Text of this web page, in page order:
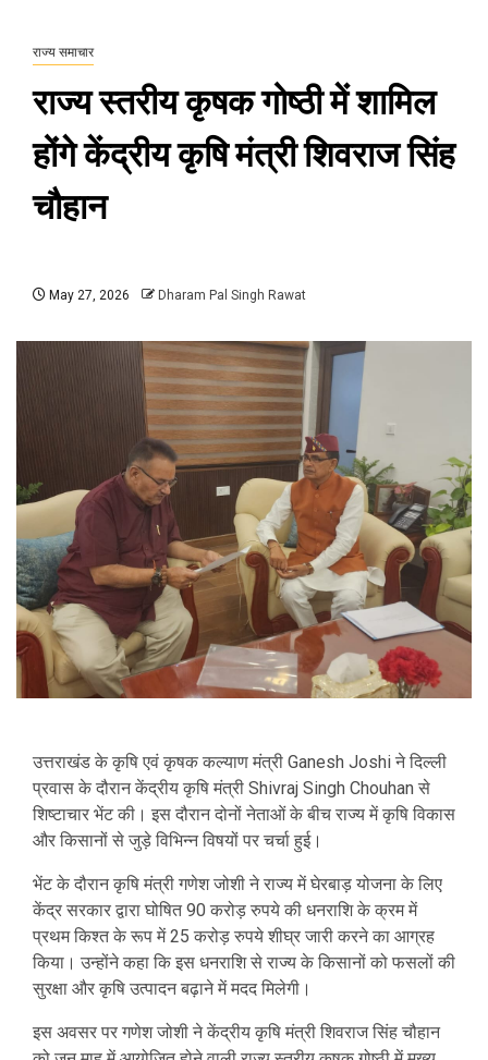
राज्य समाचार
राज्य स्तरीय कृषक गोष्ठी में शामिल
होंगे केंद्रीय कृषि मंत्री शिवराज सिंह
चौहान
May 27, 2026 Dharam Pal Singh Rawat
उत्तराखंड के कृषि एवं कृषक कल्याण मंत्री Ganesh Joshi ने दिल्ली
प्रवास के दौरान केंद्रीय कृषि मंत्री Shivraj Singh Chouhan से
शिष्टाचार भेंट की। इस दौरान दोनों नेताओं के बीच राज्य में कृषि विकास
और किसानों से जुड़े विभिन्न विषयों पर चर्चा हुई।
भेंट के दौरान कृषि मंत्री गणेश जोशी ने राज्य में घेरबाड़ योजना के लिए
केंद्र सरकार द्वारा घोषित 90 करोड़ रुपये की धनराशि के क्रम में
प्रथम किश्त के रूप में 25 करोड़ रुपये शीघ्र जारी करने का आग्रह
किया। उन्होंने कहा कि इस धनराशि से राज्य के किसानों को फसलों की
सुरक्षा और कृषि उत्पादन बढ़ाने में मदद मिलेगी।
इस अवसर पर गणेश जोशी ने केंद्रीय कृषि मंत्री शिवराज सिंह चौहान